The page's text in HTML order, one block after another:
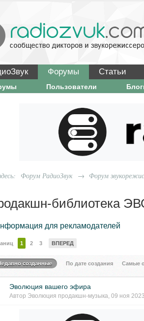
Форумы Статьи
Пользователи
Форум РадиоЗвук → Форум
библиотека
для рекламодателей
1 2 3 ВПЕРЕД
созданные По дате создания Самые
Эволюция вашего эфира
Автор Эволюция продакшн-музыка,09 ноя 2023